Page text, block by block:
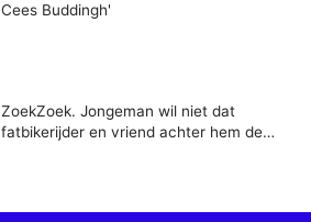
Cees Buddingh'
ZoekZoek. Jongeman wil niet dat
fatbikerijder en vriend achter hem de…